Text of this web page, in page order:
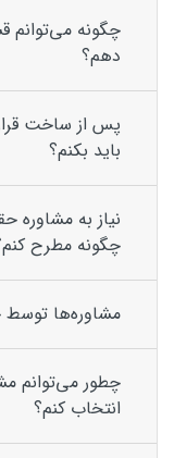
چگونه می‌توانم
دهم؟
پس از ساخت
باید بکنم؟
نیاز به مشاوره
چگونه مطرح
مشاوره‌ها توسط
چطور می‌توانم
انتخاب کنم؟